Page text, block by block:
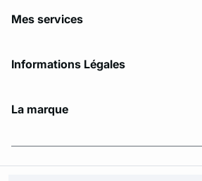
Mes services
Informations Légales
La marque